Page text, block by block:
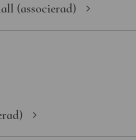
(associerad)